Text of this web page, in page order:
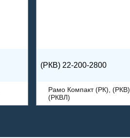
(РКВ) 22-200-2800
Рамо Компакт (РК), (РКВ),
(РКВЛ)